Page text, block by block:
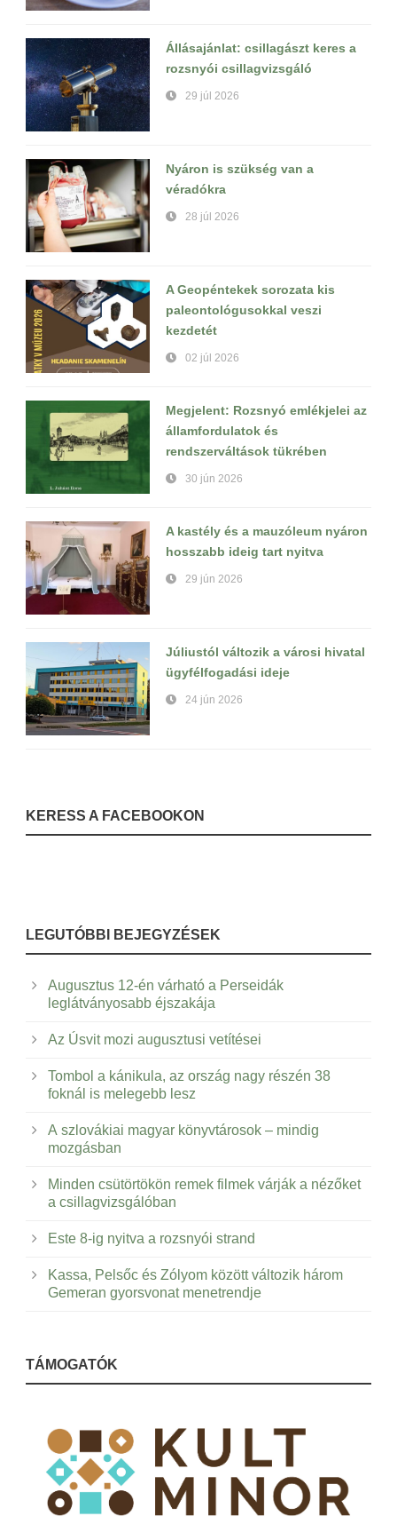
Állásajánlat: csillagászt keres a
rozsnyói csillagvizsgáló
29 júl 2026
Nyáron is szükség van a
véradókra
28 júl 2026
A Geopéntekek sorozata kis
paleontológusokkal veszi
kezdetét
02 júl 2026
Megjelent: Rozsnyó emlékjelei az
államfordulatok és
rendszerváltások tükrében
30 jún 2026
A kastély és a mauzóleum nyáron
hosszabb ideig tart nyitva
29 jún 2026
Júliustól változik a városi hivatal
ügyfélfogadási ideje
24 jún 2026
KERESS A FACEBOOKON
LEGUTÓBBI BEJEGYZÉSEK
Augusztus 12-én várható a Perseidák
leglátványosabb éjszakája
Az Úsvit mozi augusztusi vetítései
Tombol a kánikula, az ország nagy részén 38
foknál is melegebb lesz
A szlovákiai magyar könyvtárosok – mindig
mozgásban
Minden csütörtökön remek filmek várják a nézőket
a csillagvizsgálóban
Este 8-ig nyitva a rozsnyói strand
Kassa, Pelsőc és Zólyom között változik három
Gemeran gyorsvonat menetrendje
TÁMOGATÓK